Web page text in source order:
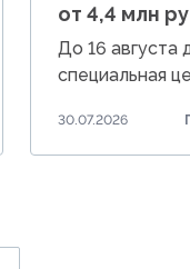
от 4,4 млн
До 16 августа
специальная
от 4,4 млн руб.
30.07.2026